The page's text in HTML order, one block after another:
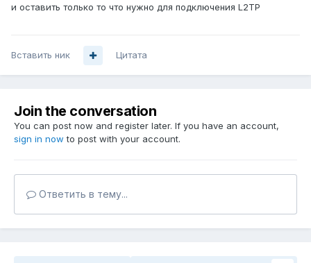
и оставить только то что нужно для подключения L2TP
Вставить ник Цитата
Join the conversation
You can post now and register later. If you have an account,
sign in now to post with your account.
Ответить в тему...